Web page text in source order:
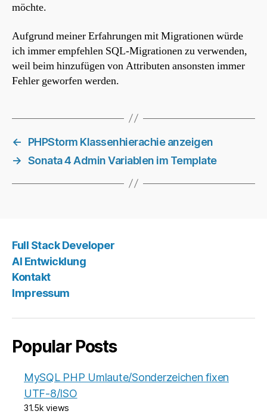
möchte.
Aufgrund meiner Erfahrungen mit Migrationen würde
ich immer empfehlen SQL-Migrationen zu verwenden,
weil beim hinzufügen von Attributen ansonsten immer
Fehler geworfen werden.
←
PHPStorm Klassenhierachie anzeigen
→ Sonata 4 Admin Variablen im Template
Full Stack Developer
AI Entwicklung
Kontakt
Impressum
Popular Posts
MySQL PHP Umlaute/Sonderzeichen fixen
UTF-8/ISO
31.5k views